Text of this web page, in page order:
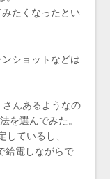
たくなったとい
ショットなどは
んあるようなの
を選んでみた。
ているし、
給電しながらで